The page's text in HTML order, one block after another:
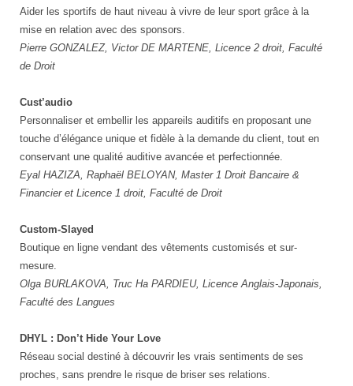
Aider les sportifs de haut niveau à vivre de leur sport grâce à la
mise en relation avec des sponsors.
Pierre GONZALEZ, Victor DE MARTENE, Licence 2 droit, Faculté
de Droit
Cust’audio
Personnaliser et embellir les appareils auditifs en proposant une
touche d’élégance unique et fidèle à la demande du client, tout en
conservant une qualité auditive avancée et perfectionnée.
Eyal HAZIZA, Raphaël BELOYAN, Master 1 Droit Bancaire &
Financier et Licence 1 droit, Faculté de Droit
Custom-Slayed
Boutique en ligne vendant des vêtements customisés et sur-
mesure.
Olga BURLAKOVA, Truc Ha PARDIEU, Licence Anglais-Japonais,
Faculté des Langues
DHYL : Don’t Hide Your Love
Réseau social destiné à découvrir les vrais sentiments de ses
proches, sans prendre le risque de briser ses relations.